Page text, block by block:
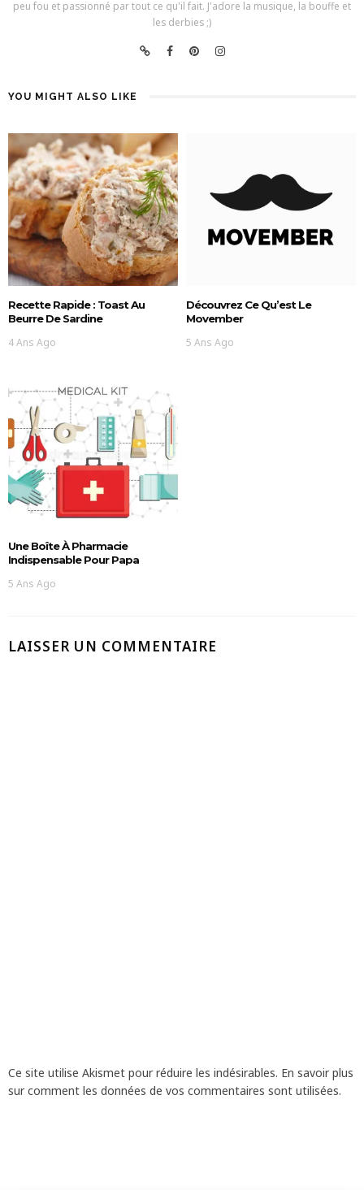
peu fou et passionné par tout ce qu'il fait. J'adore la musique, la bouffe et
les derbies ;)
YOU MIGHT ALSO LIKE
Recette Rapide : Toast Au
Beurre De Sardine
4 Ans Ago
Découvrez Ce Qu’est Le
Movember
5 Ans Ago
Une Boîte À Pharmacie
Indispensable Pour Papa
5 Ans Ago
LAISSER UN COMMENTAIRE
Ce site utilise Akismet pour réduire les indésirables. En savoir plus
sur comment les données de vos commentaires sont utilisées.